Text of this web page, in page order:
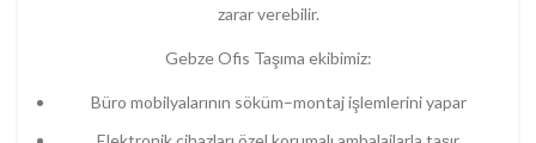
zarar verebilir.
Gebze Ofis Taşıma ekibimiz:
Büro mobilyalarının söküm–montaj işlemlerini yapar